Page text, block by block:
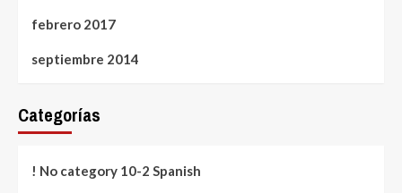
febrero 2017
septiembre 2014
Categorías
! No category 10-2 Spanish